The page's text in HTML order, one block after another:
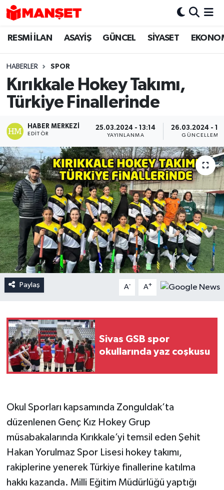
RESMİ İLAN ASAYİŞ GÜNCEL SİYASET
HABERLER SPOR
Kırıkkale Hokey Takımı,
Türkiye Finallerinde
HABER MERKEZI
EDITÖR
25.03.2024 - 13:14
YAYINLANMA
26.03.2024 -
GÜNCELLEME
Paylaş A- A+
Sivas GSB spor
okullarında yaz coşkusu
Okul Sporları kapsamında Zonguldak’ta
düzenlenen Genç Kız Hokey Grup
müsabakalarında Kırıkkale’yi temsil eden Şehit
Hakan Yorulmaz Spor Lisesi hokey takımı,
rakiplerine yenerek Türkiye finallerine katılma
hakkı kazanda. Milli Eğitim Müdürlüğü yaptığı
Hava Durumu
Trafik Durumu
Süper Lig Puan Durumu ve Fikstür
Haber Arşivi